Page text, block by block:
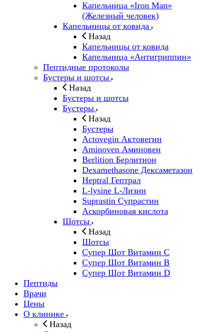
Капельница «Iron Man»
(Железный человек)
Капельницы от ковида
Назад
Капельницы от ковида
Капельница «Антигриппин»
Пептидные протоколы
Бустеры и шотсы
Назад
Бустеры и шотсы
Бустеры
Назад
Бустеры
Actovegin Актовегин
Aminoven Аминовен
Berlition Берлитион
Dexamethasone Дексаметазон
Heptral Гептрал
L-lysine L-Лизин
Suprastin Супрастин
Аскорбиновая кислота
Шотсы
Назад
Шотсы
Супер Шот Витамин C
Супер Шот Витамин B
Супер Шот Витамин D
Пептиды
Врачи
Цены
О клинике
Назад